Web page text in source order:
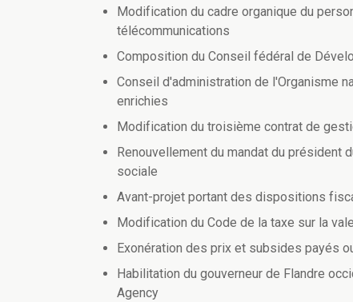
Modification du cadre organique du
télécommunications
Composition du Conseil fédéral de
Conseil d'administration de l'Organisme
enrichies
Modification du troisième contrat de
Renouvellement du mandat du président
sociale
Avant-projet portant des dispositions
Modification du Code de la taxe sur la
Exonération des prix et subsides payés
Habilitation du gouverneur de Flandre
Agency